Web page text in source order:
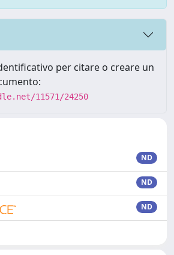
per citare o creare un
11571/24250
ND
ND
ND